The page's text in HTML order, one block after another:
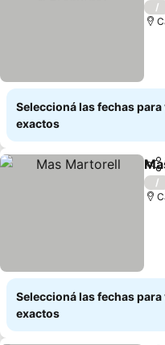
/
Seleccioná las fechas
exactos
/
Seleccioná las fechas
exactos